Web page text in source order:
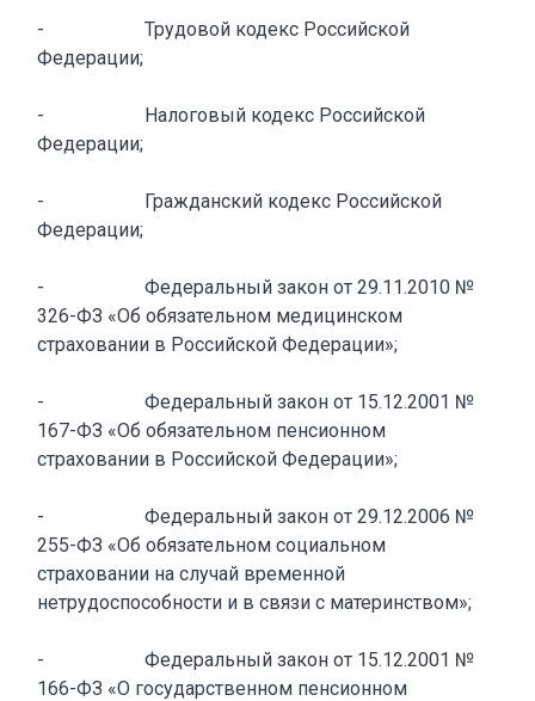
- Трудовой кодекс Российской
Федерации;
- Налоговый кодекс Российской
Федерации;
- Гражданский кодекс Российской
Федерации;
- Федеральный закон от 29.11.2010 №
326-ФЗ «Об обязательном медицинском
страховании в Российской Федерации»;
- Федеральный закон от 15.12.2001 №
167-ФЗ «Об обязательном пенсионном
страховании в Российской Федерации»;
- Федеральный закон от 29.12.2006 №
255-ФЗ «Об обязательном социальном
страховании на случай временной
нетрудоспособности и в связи с материнством»;
- Федеральный закон от 15.12.2001 №
166-ФЗ «О государственном пенсионном